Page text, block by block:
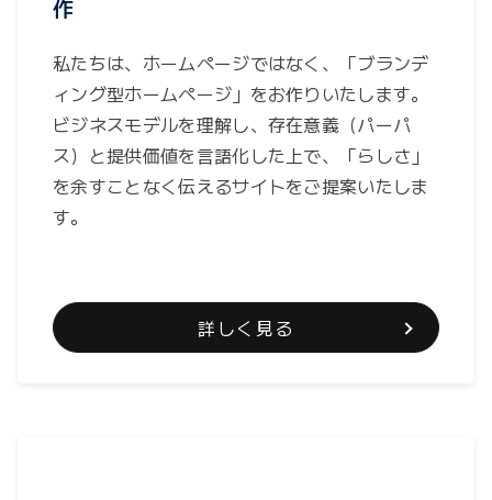
作
私たちは、ホームページではなく、「ブランデ
ィング型ホームページ」をお作りいたします。
ビジネスモデルを理解し、存在意義（パーパ
ス）と提供価値を言語化した上で、「らしさ」
を余すことなく伝えるサイトをご提案いたしま
す。
詳しく見る